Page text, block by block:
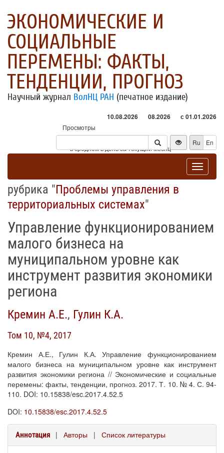
ЭКОНОМИЧЕСКИЕ И
СОЦИАЛЬНЫЕ
ПЕРЕМЕНЫ: ФАКТЫ,
ТЕНДЕНЦИИ, ПРОГНОЗ
Научный журнал ВолНЦ РАН (печатное издание)
10.08.2026 08.2026 с 01.01.2026
Просмотры
Посетители
* - в среднем в день за текущий месяц
Ru En
Toggle
рубрика "Проблемы управления в
территориальных системах"
Управление функционированием
малого бизнеса на
муниципальном уровне как
инструмент развития экономики
региона
Кремин А.Е., Гулин К.А.
Том 10, №4, 2017
Кремин А.Е., Гулин К.А. Управление функционированием
малого бизнеса на муниципальном уровне как инструмент
развития экономики региона // Экономические и социальные
перемены: факты, тенденции, прогноз. 2017. Т. 10. № 4. С. 94-
110. DOI: 10.15838/esc.2017.4.52.5
DOI: 10.15838/esc.2017.4.52.5
Аннотация | Авторы | Список литературы